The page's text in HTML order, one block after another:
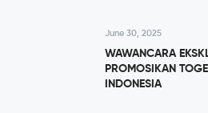
June 30, 2025
WAWANCARA
PROMOSIKAN
INDONESIA